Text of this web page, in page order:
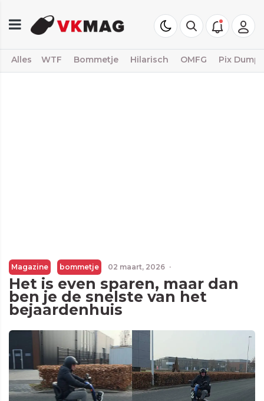
Alles WTF Bommetje Hilarisch OMFG Pix Dump
Magazine bommetje 02 maart, 2026 ·
Het is even sparen, maar dan
ben je de snelste van het
bejaardenhuis